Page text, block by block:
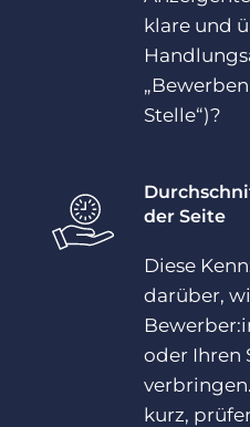
klare und
Stelle“)?
der Seite
Diese
darüber,
oder Ihren
kurz,